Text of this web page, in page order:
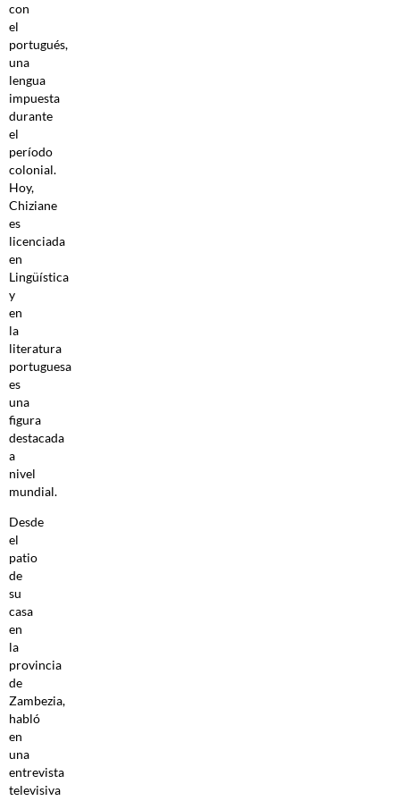
con
el
portugués,
una
lengua
impuesta
durante
el
período
colonial.
Hoy,
Chiziane
es
licenciada
en
Lingüística
y
en
la
literatura
portuguesa
es
una
figura
destacada
a
nivel
mundial.
Desde
el
patio
de
su
casa
en
la
provincia
de
Zambezia,
habló
en
una
entrevista
televisiva